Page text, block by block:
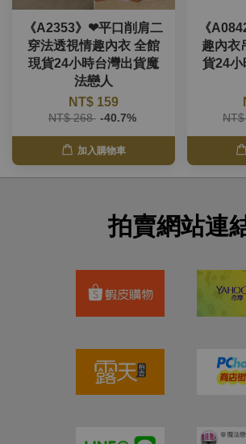
《A2353》❤平口削肩二
穿法透視情趣內衣 全館
現貨24小時台灣出貨魔
法戀人
NT$ 159
NT$ 268 -40.7%
加入購物車
《
趣內衣
貨24小
拍賣網站連